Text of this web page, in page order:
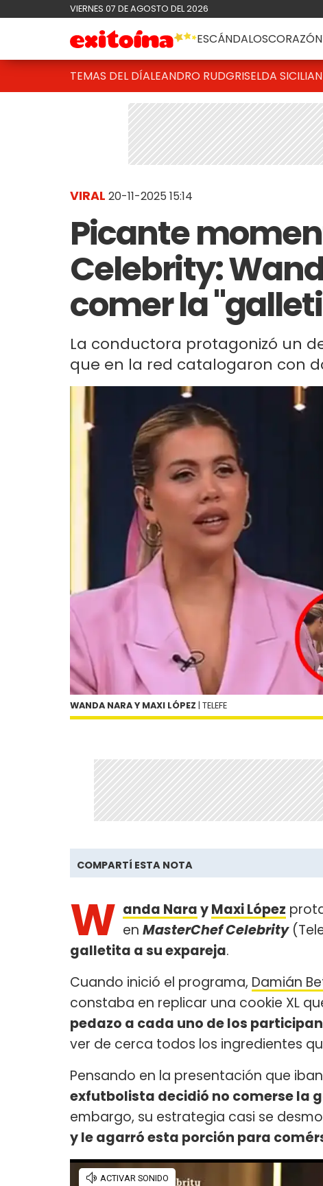
VIERNES 07 DE AGOSTO DEL 2026
ESCÁNDALOSCORAZÓN
TEMAS DEL DÍALEANDRO RUDGRISELDA
VIRAL 20-11-2025 15:14
Picante
Celebrity:
comer la
La conductora protagonizó un
que en la red catalogaron con
WANDA NARA Y MAXI LÓPEZ | TELEFE
COMPARTÍ ESTA NOTA
W anda NarayMaxi López
en MasterChef Celebrity
galletita a su expareja.
Cuando inició el programa, Damián
constaba en replicar una cookie XL
pedazo a cada uno de los
ver de cerca todos los ingredientes
Pensando en la presentación que
exfutbolista decidió no comerse la
embargo, su estrategia casi se
y le agarró esta porción para